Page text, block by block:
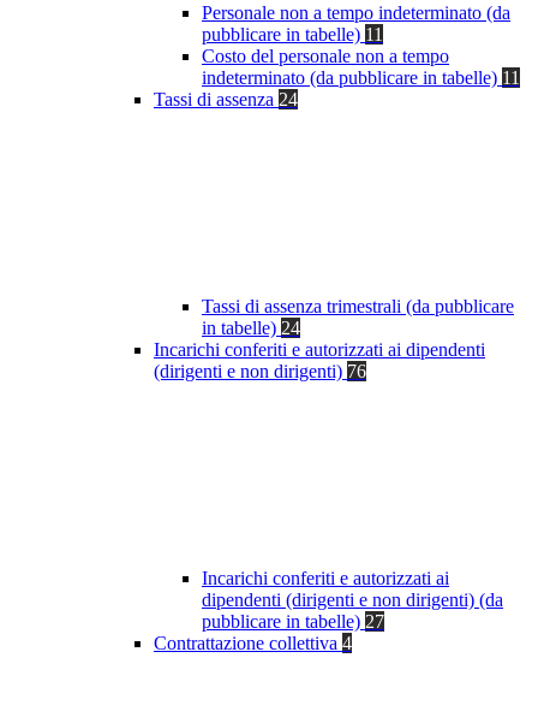
Personale non a tempo indeterminato (da
pubblicare in tabelle) 11
Costo del personale non a tempo
indeterminato (da pubblicare in tabelle) 11
Tassi di assenza 24
Tassi di assenza trimestrali (da pubblicare
in tabelle) 24
Incarichi conferiti e autorizzati ai dipendenti
(dirigenti e non dirigenti) 76
Incarichi conferiti e autorizzati ai
dipendenti (dirigenti e non dirigenti) (da
pubblicare in tabelle) 27
Contrattazione collettiva 4